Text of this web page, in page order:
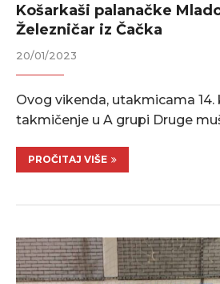
Košarkaši palanačke
Železničar iz Čačka
20/01/2023
Ovog vikenda, utakmicama 14.
takmičenje u A grupi Druge
PROČITAJ VIŠE